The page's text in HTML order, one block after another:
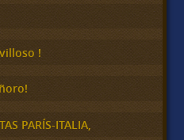
!
PARÍS-ITALIA,